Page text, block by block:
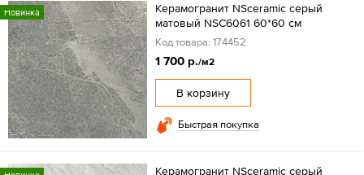
Новинка
Керамогранит NSceramic серый
матовый NSC6061 60*60 см
Код товара: 174452
1 700 р./м2
В корзину
Быстрая покупка
Керамогранит NSceramic серый